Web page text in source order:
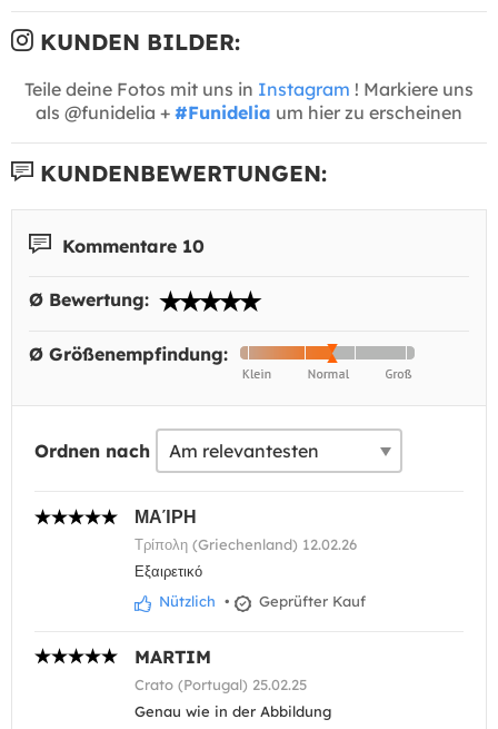
KUNDEN BILDER:
Teile deine Fotos mit uns in Instagram ! Markiere uns
als @funidelia + #Funidelia um hier zu erscheinen
KUNDENBEWERTUNGEN:
Kommentare 10
Ø Bewertung:
Ø Größenempfindung:
Ordnen nach
ΜΑΊΡΗ
Τρίπολη (Griechenland) 12.02.26
Εξαιρετικό
Nützlich • Geprüfter Kauf
MARTIM
Crato (Portugal) 25.02.25
Genau wie in der Abbildung